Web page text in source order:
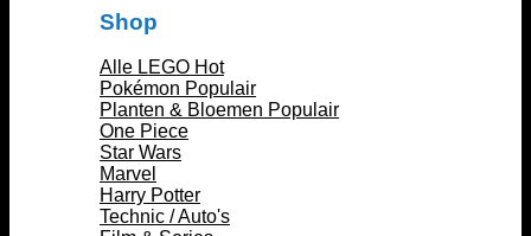
Shop
Alle LEGO
Pokémon
Planten & Bloemen
One Piece
Star Wars
Marvel
Harry Potter
Technic / Auto's